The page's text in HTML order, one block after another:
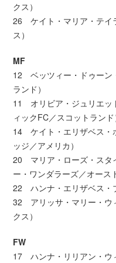
クス）
26 ケイト・マリア・テイ
ス）
MF
12 ベッツィー・ドゥーン
ランド）
11 オリビア・ジュリエッ
ィックFC／スコットランド
14 ケイト・エリザベス・
ッジ／アメリカ）
20 マリア・ローズ・スタ
ー・ワンダラーズ／オース
22 ハンナ・エリザベス・
32 アリッサ・マリー・ウ
クス）
FW
17 ハンナ・リリアン・ウ